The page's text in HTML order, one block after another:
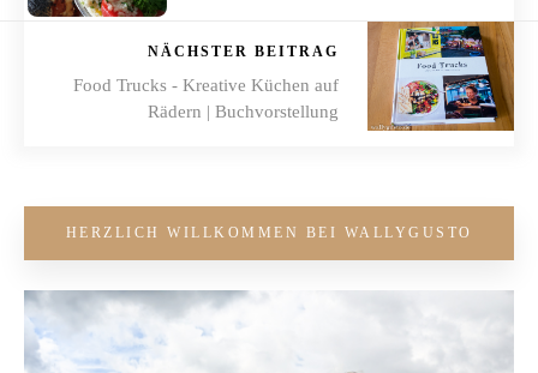
NÄCHSTER BEITRAG
Food Trucks - Kreative Küchen auf
Rädern | Buchvorstellung
HERZLICH WILLKOMMEN BEI WALLYGUSTO